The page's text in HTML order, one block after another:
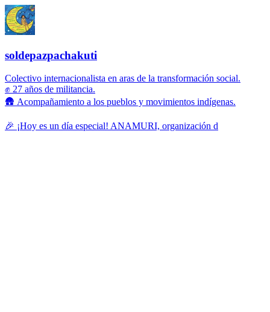
soldepazpachakuti
Colectivo internacionalista en aras de la transformación social.
✊ 27 años de militancia.
🛖 Acompañamiento a los pueblos y movimientos indígenas.
🎉 ¡Hoy es un día especial! ANAMURI, organización d